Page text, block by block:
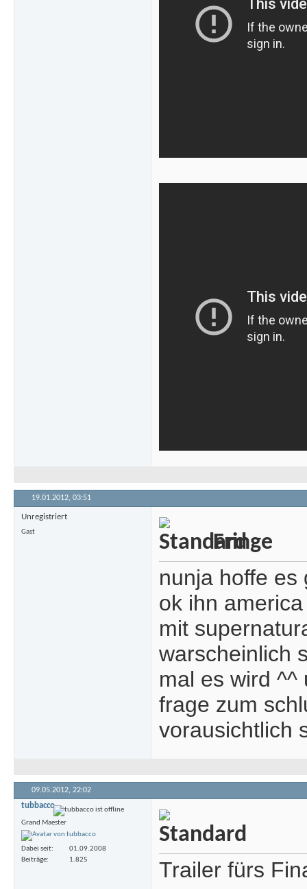
19.01.2012, 03:51
Unregistriert
Gast Fringe
nunja hoffe es
ok ihn
mit
warscheinlich
mal es wird ^^
frage zum
vorausichtlich
09.05.2012, 22:02
tubbacco
Grand Maester
Dabei seit
01.09.2008
Beiträge
1.825 Trailer fürs